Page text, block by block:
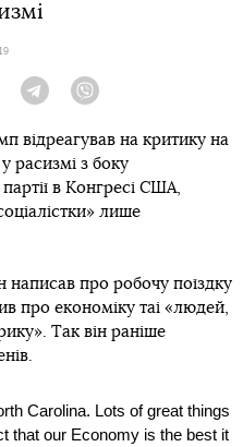
TelegramViber
відреагував на критику на
расизмі з боку
в Конгресі США,
лише
написав про робочу поїздку
про економіку таі «людей,
Так він раніше
Carolina. Lots of great things
that our Economy is the best it